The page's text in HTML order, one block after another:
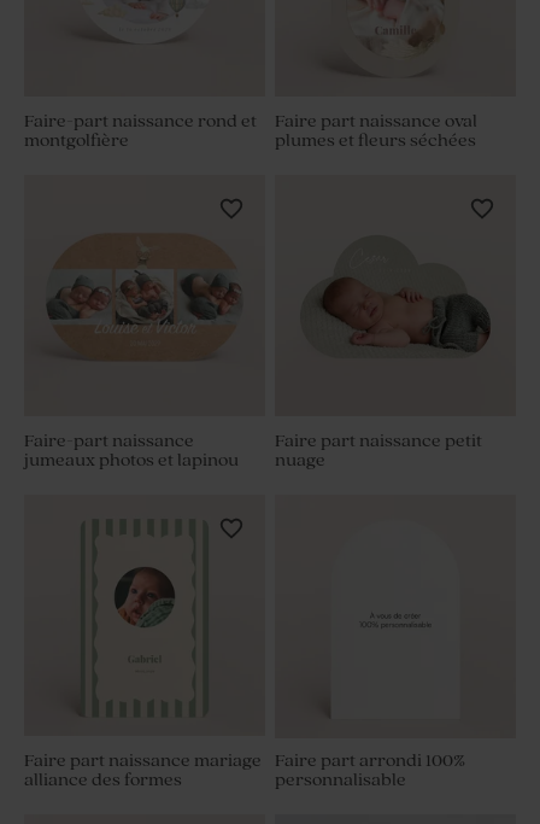
Faire part arrondi 100%
personnalisable
Faire-part naissance rond et
montgolfière
Faire part naissance oval
plumes et fleurs séchées
Faire-part naissance
jumeaux photos et lapinou
Faire part naissance petit
nuage
Faire part naissance mariage
alliance des formes